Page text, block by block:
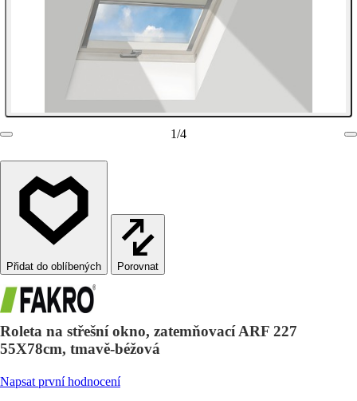
1/4
Porovnat
Roleta na střešní okno, zatemňovací ARF 227
55X78cm, tmavě-béžová
Napsat první hodnocení